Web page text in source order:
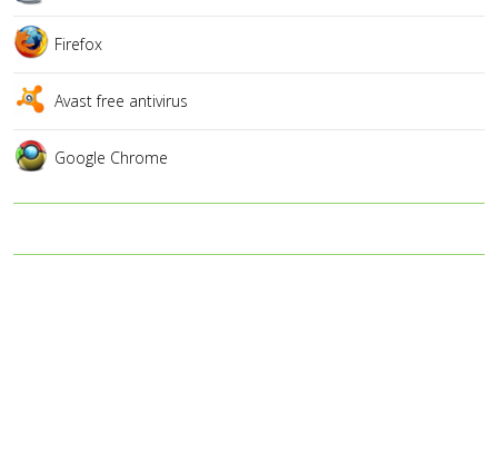
Firefox
Avast free antivirus
Google Chrome